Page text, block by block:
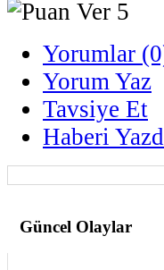
Yorumlar
Yorum Yaz
Tavsiye Et
Haberi
Güncel Olaylar